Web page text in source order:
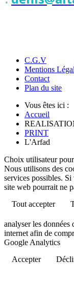
C.G.V
Mentions
Contact
Plan du site
Vous êtes ici :
Accueil
PRINT
L'Arfad
Choix utilisateur
Nous utilisons des
services possibles.
site web pourrait ne
Tout accepter
analyser les
internet afin de
Google Analytics
Accepter